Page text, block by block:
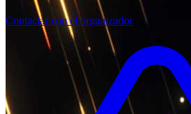
Contactar con el organizador